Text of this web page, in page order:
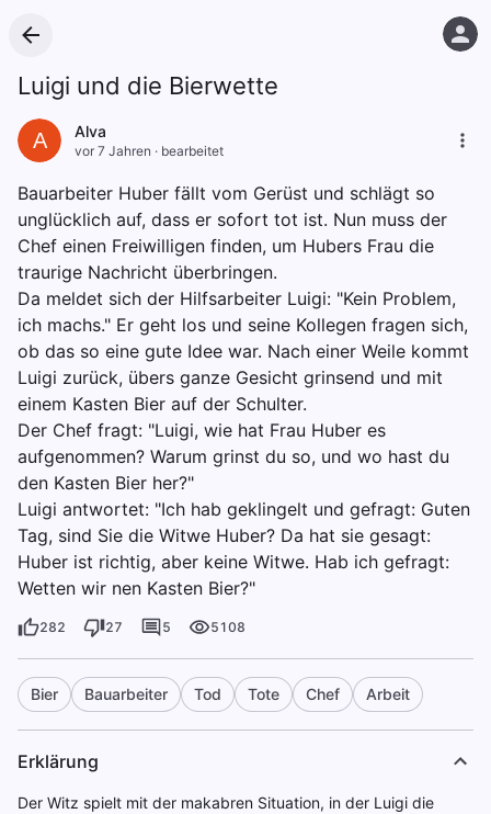
Luigi und die Bierwette
A Alva
vor 7 Jahren · bearbeitet
Bauarbeiter Huber fällt vom Gerüst und schlägt so
unglücklich auf, dass er sofort tot ist. Nun muss der
Chef einen Freiwilligen finden, um Hubers Frau die
traurige Nachricht überbringen.
Da meldet sich der Hilfsarbeiter Luigi: "Kein Problem,
ich machs." Er geht los und seine Kollegen fragen sich,
ob das so eine gute Idee war. Nach einer Weile kommt
Luigi zurück, übers ganze Gesicht grinsend und mit
einem Kasten Bier auf der Schulter.
Der Chef fragt: "Luigi, wie hat Frau Huber es
aufgenommen? Warum grinst du so, und wo hast du
den Kasten Bier her?"
Luigi antwortet: "Ich hab geklingelt und gefragt: Guten
Tag, sind Sie die Witwe Huber? Da hat sie gesagt:
Huber ist richtig, aber keine Witwe. Hab ich gefragt:
Wetten wir nen Kasten Bier?"
282 27 5 5108
Bier Bauarbeiter Tod Tote Chef Arbeit
Erklärung
Der Witz spielt mit der makabren Situation, in der Luigi die